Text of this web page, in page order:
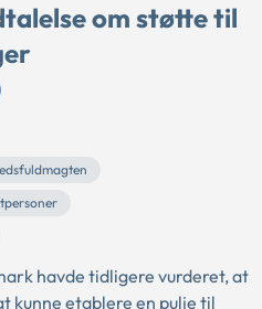
om støtte til
havde tidligere vurderet, at
kunne etablere en pulje til